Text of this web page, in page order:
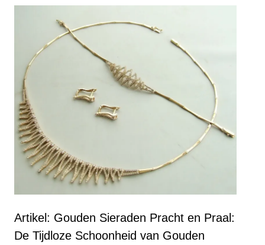
Artikel: Gouden Sieraden Pracht en Praal:
De Tijdloze Schoonheid van Gouden